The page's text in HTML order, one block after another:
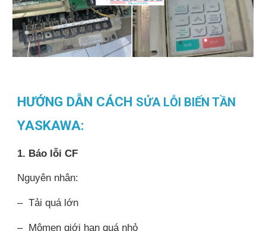
HƯỚNG DẪN CÁCH SỬA LỖI BIẾN TẦN
YASKAWA:
1. Báo lỗi CF
Nguyên nhân:
– Tải quá lớn
– Mômen giới hạn quá nhỏ